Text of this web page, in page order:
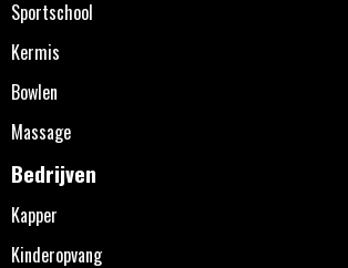
Sportschool
Kermis
Bowlen
Massage
Bedrijven
Kapper
Kinderopvang